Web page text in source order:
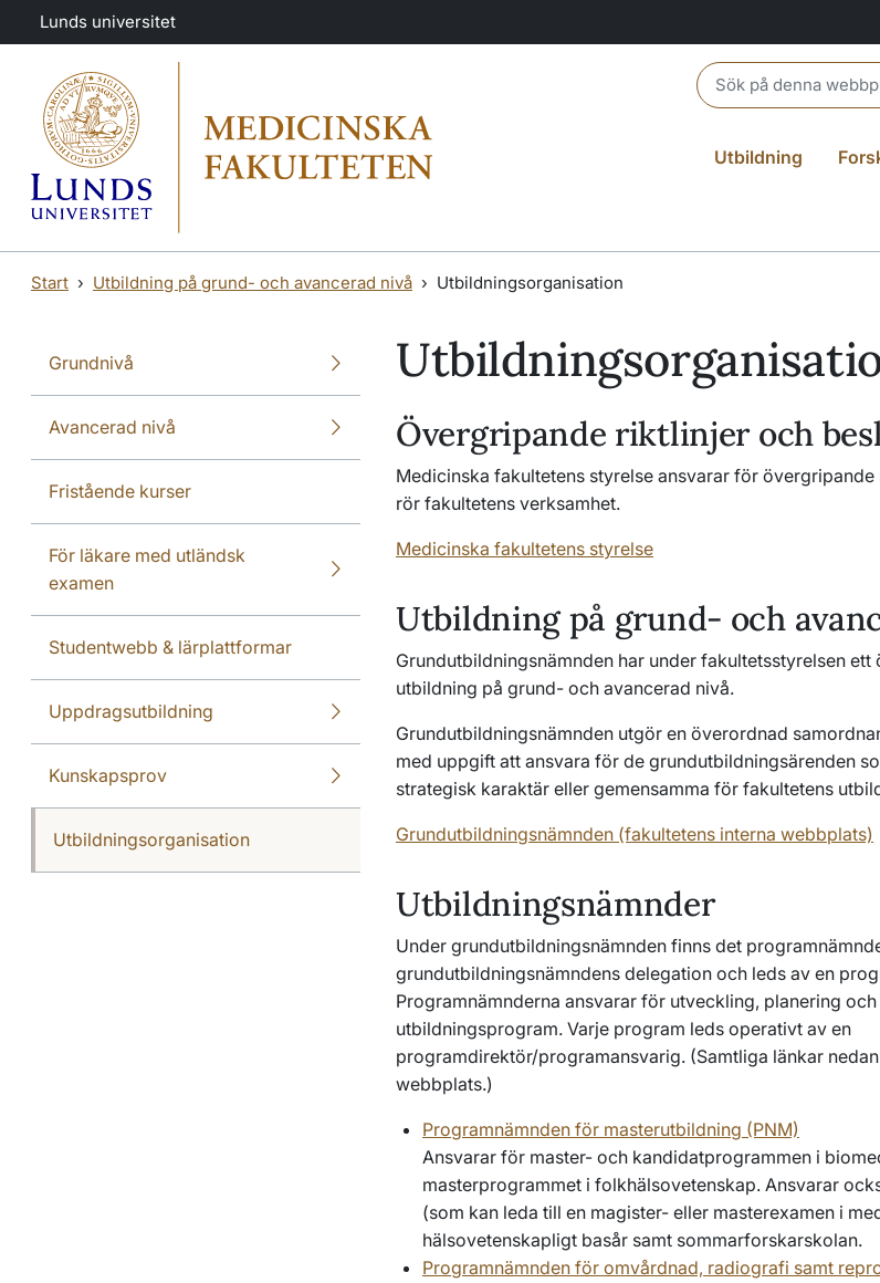
Hoppa till huvudinnehåll
Hoppa till huvudinnehåll
Lunds universitet
Header search
Utbildning
Start Utbildning på grund- och avancerad nivå Utbildningsorganisation
Grundnivå
Avancerad nivå
Fristående kurser
För läkare med utländsk
examen
Studentwebb & lärplattformar
Uppdragsutbildning
Kunskapsprov
Utbildningsorganisation
Övergripande riktlinjer och
Medicinska fakultetens styrelse ansvarar för
rör fakultetens verksamhet.
Medicinska fakultetens styrelse
Utbildning på grund- och
Grundutbildningsnämnden har under fakultetsstyrelsen
utbildning på grund- och avancerad nivå.
Grundutbildningsnämnden utgör en överordnad
med uppgift att ansvara för de grundutbildningsärenden
strategisk karaktär eller gemensamma för fakultetens
Grundutbildningsnämnden (fakultetens interna webbplats)
Utbildningsnämnder
Under grundutbildningsnämnden finns det
grundutbildningsnämndens delegation och leds av en
Programnämnderna ansvarar för utveckling, planering
utbildningsprogram. Varje program leds operativt av en
programdirektör/programansvarig. (Samtliga länkar
webbplats.)
Programnämnden för masterutbildning (PNM)
Ansvarar för master- och kandidatprogrammen i
masterprogrammet i folkhälsovetenskap. Ansvarar
(som kan leda till en magister- eller masterexamen i
hälsovetenskapligt basår samt sommarforskarskolan.
Programnämnden för omvårdnad, radiografi samt